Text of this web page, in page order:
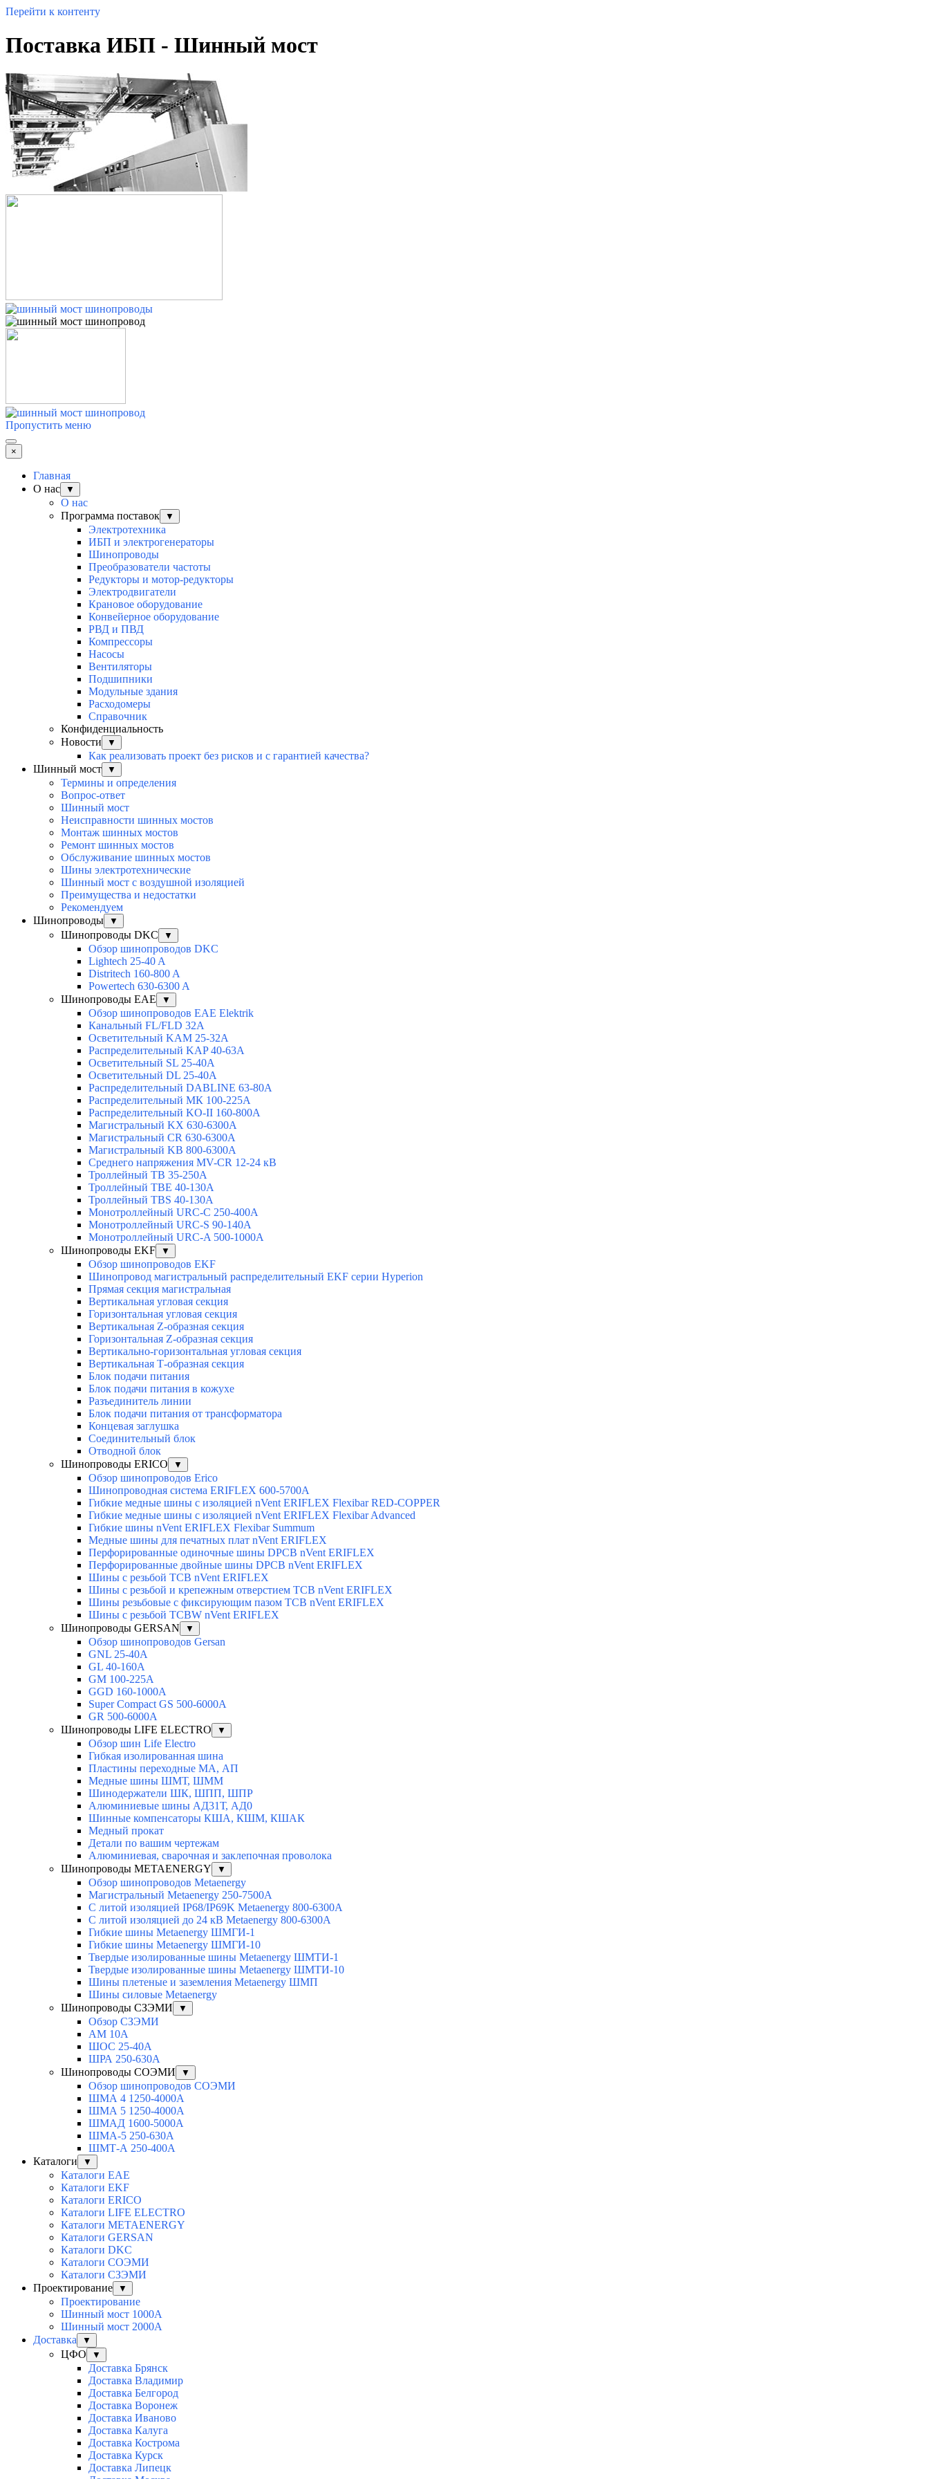
Перейти к контенту
Поставка ИБП - Шинный мост
Пропустить меню
×
Главная
О нас
▼
О нас
Программа поставок
▼
Электротехника
ИБП и электрогенераторы
Шинопроводы
Преобразователи частоты
Редукторы и мотор-редукторы
Электродвигатели
Крановое оборудование
Конвейерное оборудование
РВД и ПВД
Компрессоры
Насосы
Вентиляторы
Подшипники
Модульные здания
Расходомеры
Справочник
Конфиденциальность
Новости
▼
Как реализовать проект без рисков и с гарантией качества?
Шинный мост
▼
Термины и определения
Вопрос-ответ
Шинный мост
Неисправности шинных мостов
Монтаж шинных мостов
Ремонт шинных мостов
Обслуживание шинных мостов
Шины электротехнические
Шинный мост с воздушной изоляцией
Преимущества и недостатки
Рекомендуем
Шинопроводы
▼
Шинопроводы DKC ▼
Обзор шинопроводов DKC
Lightech 25-40 A
Distritech 160-800 A
Powertech 630-6300 A
Шинопроводы EAE
▼
Обзор шинопроводов EAE Elektrik
Канальный FL/FLD 32A
Осветительный KAM 25-32А
Распределительный KAP 40-63A
Осветительный SL 25-40А
Осветительный DL 25-40А
Распределительный DABLINE 63-80A
Распределительный МК 100-225А
Распределительный KO-II 160-800А
Магистральный KX 630-6300А
Магистральный CR 630-6300А
Магистральный KB 800-6300А
Среднего напряжения MV-CR 12-24 кВ
Троллейный TB 35-250A
Троллейный TBE 40-130A
Троллейный TBS 40-130A
Монотроллейный URC-C 250-400A
Монотроллейный URC-S 90-140A
Монотроллейный URC-A 500-1000A
Шинопроводы EKF
▼
Обзор шинопроводов EKF
Шинопровод магистральный распределительный EKF серии Hyperion
Прямая секция магистральная
Вертикальная угловая секция
Горизонтальная угловая секция
Вертикальная Z-образная секция
Горизонтальная Z-образная секция
Вертикально-горизонтальная угловая секция
Вертикальная Т-образная секция
Блок подачи питания
Блок подачи питания в кожухе
Разъединитель линии
Блок подачи питания от трансформатора
Концевая заглушка
Соединительный блок
Отводной блок
Шинопроводы ERICO
▼
Обзор шинопроводов Erico
Шинопроводная система ERIFLEX 600-5700A
Гибкие медные шины с изоляцией nVent ERIFLEX Flexibar RED-COPPER
Гибкие медные шины с изоляцией nVent ERIFLEX Flexibar Advanced
Гибкие шины nVent ERIFLEX Flexibar Summum
Медные шины для печатных плат nVent ERIFLEX
Перфорированные одиночные шины DPCB nVent ERIFLEX
Перфорированные двойные шины DPCB nVent ERIFLEX
Шины с резьбой TCB nVent ERIFLEX
Шины с резьбой и крепежным отверстием TCB nVent ERIFLEX
Шины резьбовые с фиксирующим пазом TCB nVent ERIFLEX
Шины с резьбой TCBW nVent ERIFLEX
Шинопроводы GERSAN
▼
Обзор шинопроводов Gersan
GNL 25-40A
GL 40-160A
GM 100-225A
GGD 160-1000A
Super Compact GS 500-6000A
GR 500-6000A
Шинопроводы LIFE ELECTRO
▼
Обзор шин Life Electro
Гибкая изолированная шина
Пластины переходные МА, АП
Медные шины ШМТ, ШММ
Шинодержатели ШК, ШПП, ШПР
Алюминиевые шины АД31Т, АД0
Шинные компенсаторы КША, КШМ, КШАК
Медный прокат
Детали по вашим чертежам
Алюминиевая, cварочная и заклепочная проволока
Шинопроводы METAENERGY
▼
Обзор шинопроводов Metaenergy
Магистральный Metaenergy 250-7500A
С литой изоляцией IP68/IP69K Metaenergy 800-6300A
С литой изоляцией до 24 кВ Metaenergy 800-6300A
Гибкие шины Metaenergy ШМГИ-1
Гибкие шины Metaenergy ШМГИ-10
Твердые изолированные шины Metaenergy ШМТИ-1
Твердые изолированные шины Metaenergy ШМТИ-10
Шины плетеные и заземления Metaenergy ШМП
Шины силовые Metaenergy
Шинопроводы СЗЭМИ
▼
Обзор СЗЭМИ
АМ 10А
ШОС 25-40А
ШРА 250-630А
Шинопроводы СОЭМИ
▼
Обзор шинопроводов СОЭМИ
ШМА 4 1250-4000А
ШМА 5 1250-4000А
ШМАД 1600-5000А
ШМА-5 250-630А
ШМТ-А 250-400А
Каталоги
▼
Каталоги EAE
Каталоги EKF
Каталоги ERICO
Каталоги LIFE ELECTRO
Каталоги METAENERGY
Каталоги GERSAN
Каталоги DKC
Каталоги СОЭМИ
Каталоги СЗЭМИ
Проектирование
▼
Проектирование
Шинный мост 1000А
Шинный мост 2000А
Доставка
▼
ЦФО ▼
Доставка Брянск
Доставка Владимир
Доставка Белгород
Доставка Воронеж
Доставка Иваново
Доставка Калуга
Доставка Кострома
Доставка Курск
Доставка Липецк